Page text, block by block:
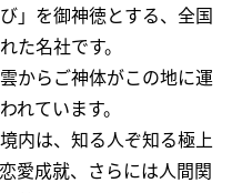
」を御神徳とする、全国
た名社です。
からご神体がこの地に運
れています。
内は、知る人ぞ知る極上
愛成就、さらには人間関